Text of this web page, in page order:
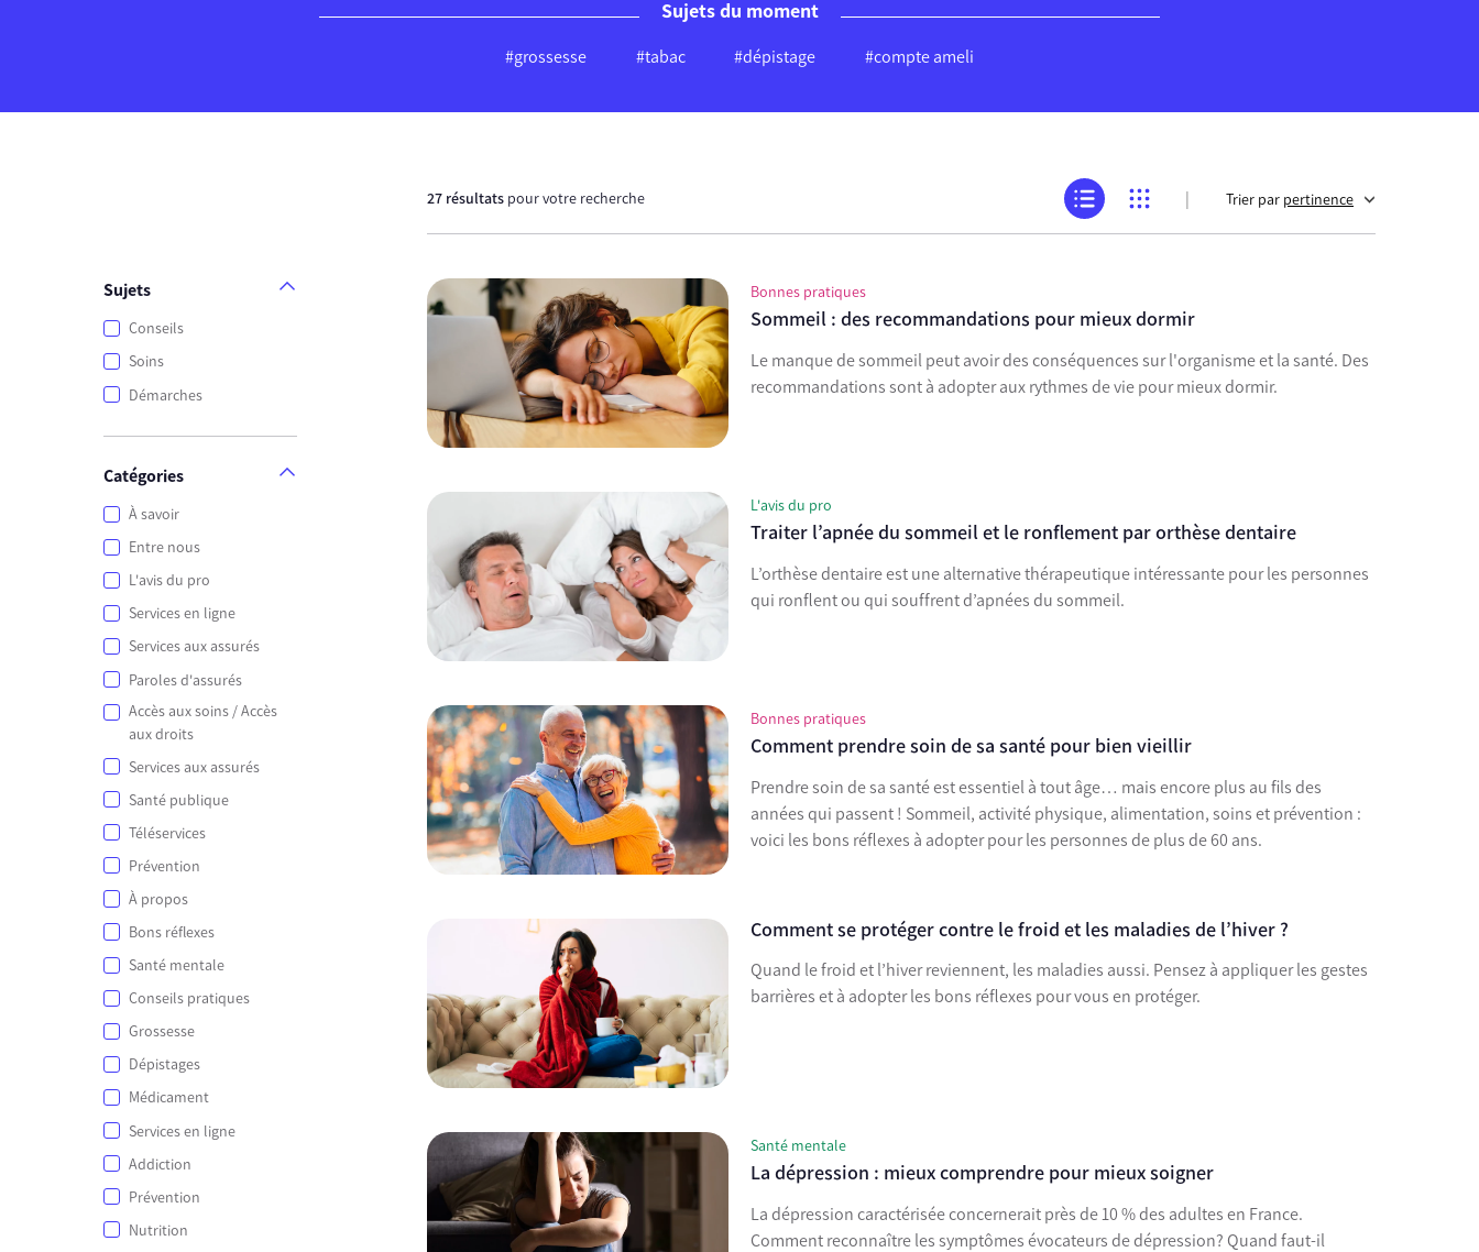
Sujets du moment
#grossesse #tabac #dépistage #compte ameli
Sujets
Conseils
Soins
Démarches
Catégories
À savoir
Entre nous
L'avis du pro
Services en ligne
Services aux assurés
Paroles d'assurés
Accès aux soins / Accès
aux droits
Services aux assurés
Santé publique
Téléservices
Prévention
À propos
Bons réflexes
Santé mentale
Conseils pratiques
Grossesse
Dépistages
Médicament
Services en ligne
Addiction
Prévention
Nutrition
27 résultats pour votre recherche | Trier par pertinence
Bonnes pratiques
Sommeil : des recommandations pour mieux dormir
Le manque de sommeil peut avoir des conséquences sur l'organisme et la santé. Des
recommandations sont à adopter aux rythmes de vie pour mieux dormir.
L'avis du pro
Traiter l’apnée du sommeil et le ronflement par orthèse dentaire
L’orthèse dentaire est une alternative thérapeutique intéressante pour les personnes
qui ronflent ou qui souffrent d’apnées du sommeil.
Bonnes pratiques
Comment prendre soin de sa santé pour bien vieillir
Prendre soin de sa santé est essentiel à tout âge… mais encore plus au fils des
années qui passent ! Sommeil, activité physique, alimentation, soins et prévention :
voici les bons réflexes à adopter pour les personnes de plus de 60 ans.
Comment se protéger contre le froid et les maladies de l’hiver ?
Quand le froid et l’hiver reviennent, les maladies aussi. Pensez à appliquer les gestes
barrières et à adopter les bons réflexes pour vous en protéger.
Santé mentale
La dépression : mieux comprendre pour mieux soigner
La dépression caractérisée concernerait près de 10 % des adultes en France.
Comment reconnaître les symptômes évocateurs de dépression? Quand faut-il